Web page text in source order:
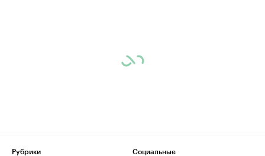
Рубрики
Социальные